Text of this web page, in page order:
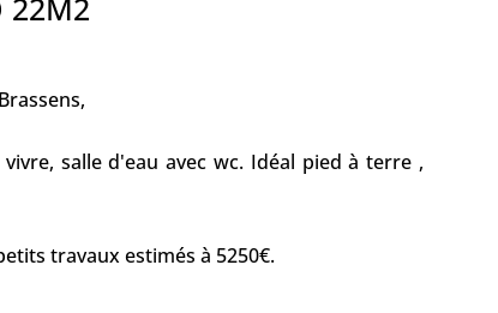
22M2
salle d'eau avec wc. Idéal pied à terre ,
travaux estimés à 5250€.